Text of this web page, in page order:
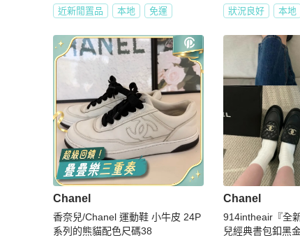
近新閒置品 本地 免運 狀況良好 本地
Chanel
香奈兒/Chanel 運動鞋 小牛皮 24P
系列的熊貓配色尺碼38
Chanel
914intheair『全
兒經典書包釦黑